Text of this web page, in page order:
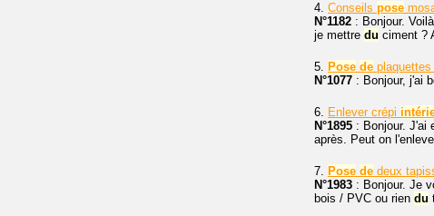
4. Conseils pose
N°1182 : Bonjour.
je mettre du ciment ?
5. Pose de plaquettes
N°1077 : Bonjour, j'ai
6. Enlever crépi
N°1895 : Bonjour. J'ai
après. Peut on
7. Pose de deux
N°1983 : Bonjour. Je
bois / PVC ou rien du